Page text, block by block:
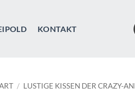
KONTAKT
/ LUSTIGE KISSEN DER CRAZY-